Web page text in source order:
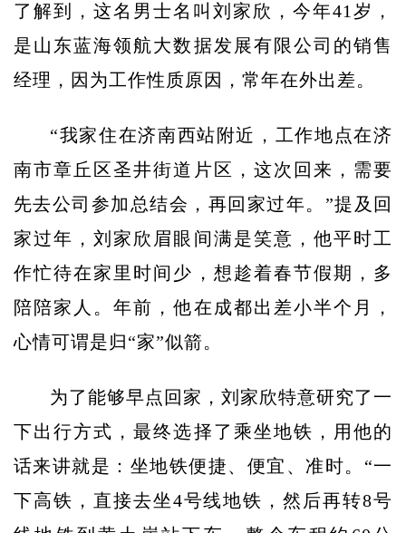
了解到，这名男士名叫刘家欣，今年41岁，
是山东蓝海领航大数据发展有限公司的销售
经理，因为工作性质原因，常年在外出差。
“我家住在济南西站附近，工作地点在济
南市章丘区圣井街道片区，这次回来，需要
先去公司参加总结会，再回家过年。”提及回
家过年，刘家欣眉眼间满是笑意，他平时工
作忙待在家里时间少，想趁着春节假期，多
陪陪家人。年前，他在成都出差小半个月，
心情可谓是归“家”似箭。
为了能够早点回家，刘家欣特意研究了一
下出行方式，最终选择了乘坐地铁，用他的
话来讲就是：坐地铁便捷、便宜、准时。“一
下高铁，直接去坐4号线地铁，然后再转8号